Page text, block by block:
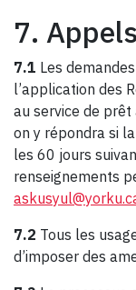
7. Appels
7.1 Les
l’application des
au service de
on y répondra si
les 60 jours
renseignements
7.2 Tous les
d’imposer des